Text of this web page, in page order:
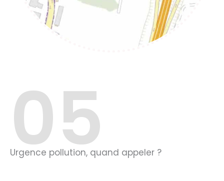
05
Urgence pollution, quand appeler ?